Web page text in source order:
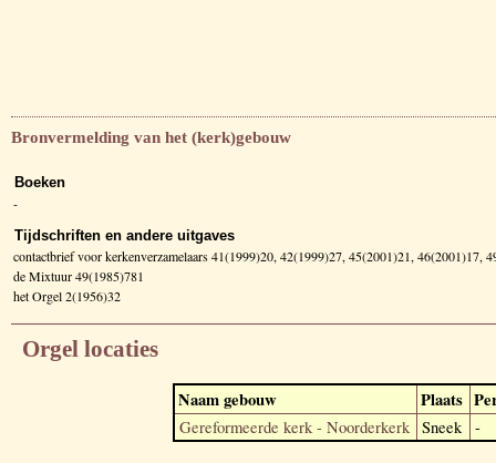
Bronvermelding van het (kerk)gebouw
Boeken
-
Tijdschriften en andere uitgaves
contactbrief voor kerkenverzamelaars 41(1999)20, 42(1999)27, 45(2001)21,
de Mixtuur 49(1985)781
het Orgel 2(1956)32
Orgel locaties
Naam gebouw Plaats
Gereformeerde kerk - Noorderkerk Sneek -